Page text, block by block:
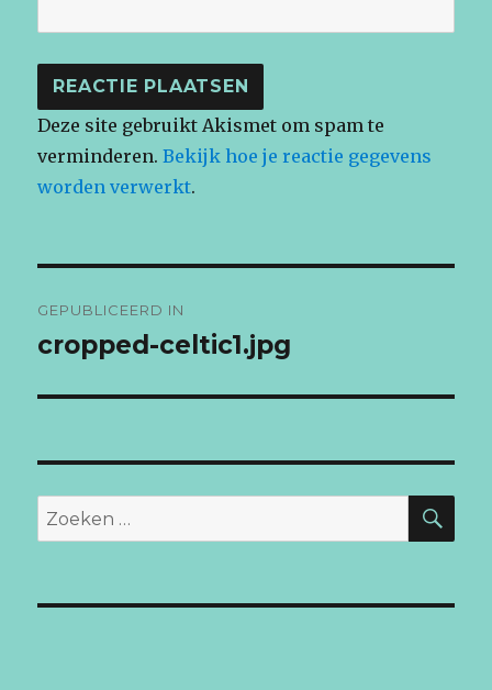
Deze site gebruikt Akismet om spam te
verminderen.Bekijk hoe je reactie gegevens
worden verwerkt.
navigatie
GEPUBLICEERD IN
cropped-celtic1.jpg
Zoeken
naar: